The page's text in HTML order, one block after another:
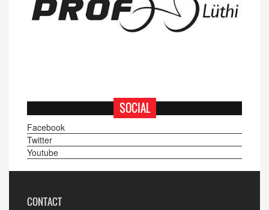
SOCIAL
Facebook
Twitter
Youtube
CONTACT